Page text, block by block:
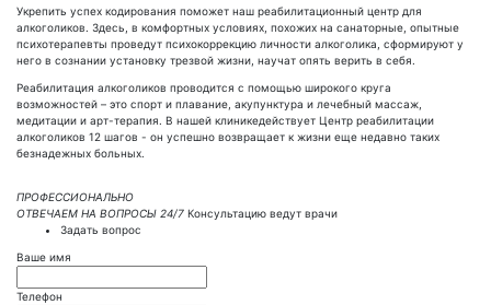
Укрепить успех кодирования поможет наш реабилитационный центр для
алкоголиков. Здесь, в комфортных условиях, похожих на санаторные, опытные
психотерапевты проведут психокоррекцию личности алкоголика, сформируют у
него в сознании установку трезвой жизни, научат опять верить в себя.
Реабилитация алкоголиков проводится с помощью широкого круга
возможностей – это спорт и плавание, акупунктура и лечебный массаж,
медитации и арт-терапия. В нашей клиникедействует Центр реабилитации
алкоголиков 12 шагов - он успешно возвращает к жизни еще недавно таких
безнадежных больных.
ПРОФЕССИОНАЛЬНО
ОТВЕЧАЕМ НА ВОПРОСЫ 24/7 Консультацию ведут врачи
Задать вопрос
Ваше имя
Телефон